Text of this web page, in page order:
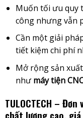
Muốn tối ưu quy
công nhưng vẫn
Cần một giải
tiết kiệm chi phí
Mở rộng sản
như máy tiện
TULOCTECH –
chất lượng cao,